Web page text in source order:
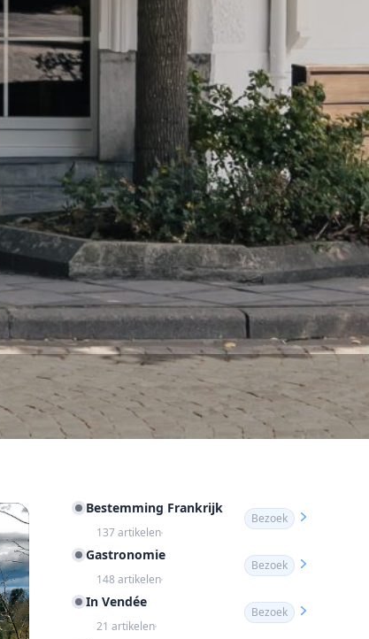
Bestemming Frankrijk
137 artikelen
Bezoek
Gastronomie
148 artikelen
Bezoek
In Vendée
21 artikelen
Bezoek